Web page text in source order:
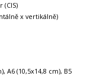
x vertikálně)
A6 (10,5x14,8 cm), B5